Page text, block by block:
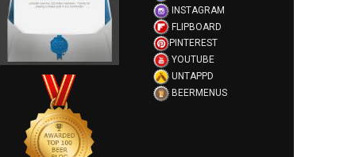
INSTAGRAM
FLIPBOARD
PINTEREST
YOUTUBE
UNTAPPD
BEERMENUS